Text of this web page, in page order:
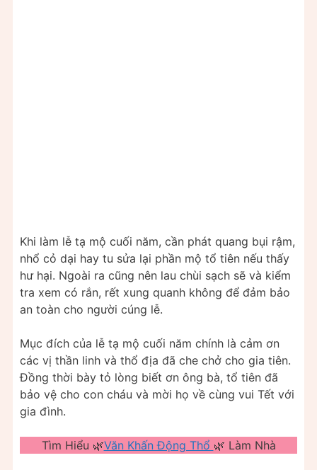
Khi làm lễ tạ mộ cuối năm, cần phát quang bụi rậm,
nhổ cỏ dại hay tu sửa lại phần mộ tổ tiên nếu thấy
hư hại. Ngoài ra cũng nên lau chùi sạch sẽ và kiểm
tra xem có rắn, rết xung quanh không để đảm bảo
an toàn cho người cúng lễ.
Mục đích của lễ tạ mộ cuối năm chính là cảm ơn
các vị thần linh và thổ địa đã che chở cho gia tiên.
Đồng thời bày tỏ lòng biết ơn ông bà, tổ tiên đã
bảo vệ cho con cháu và mời họ về cùng vui Tết với
gia đình.
Tìm Hiểu 🌿Văn Khấn Động Thổ 🌿 Làm Nhà